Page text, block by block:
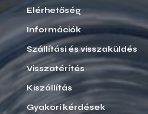
Elérhetőség
Információk
Szállítási és visszaküldés
Visszatérítés
Kiszállítás
Gyakori kérdések